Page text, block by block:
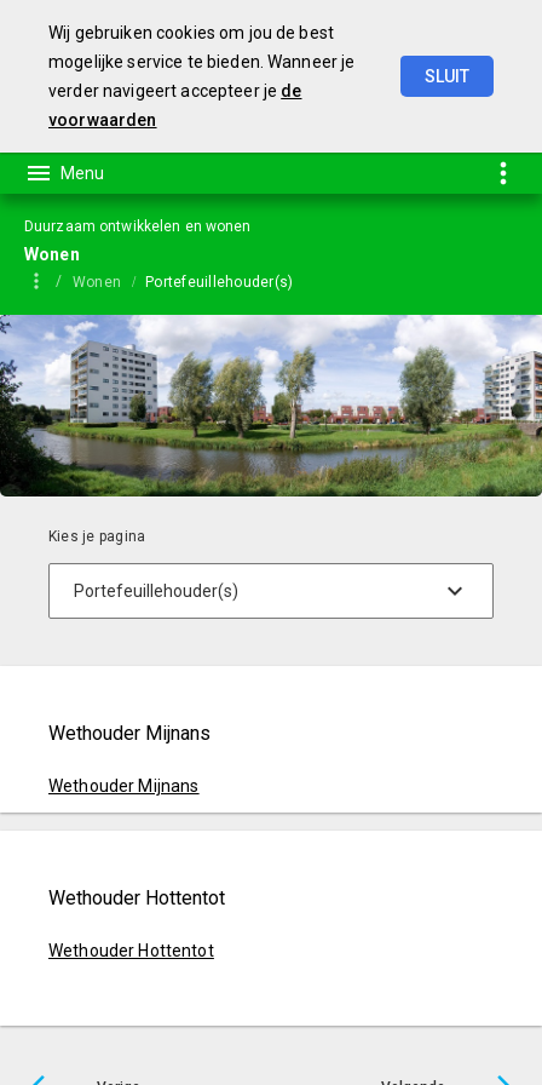
Wij gebruiken cookies om jou de best
mogelijke service te bieden. Wanneer je
verder navigeert accepteer je de
voorwaarden
SLUIT
Duurzaam ontwikkelen en wonen
Wonen
Wonen Portefeuillehouder(s)
Wethouder Mijnans
Wethouder Mijnans
Wethouder Hottentot
Wethouder Hottentot